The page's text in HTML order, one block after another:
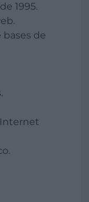
1995.
bases de